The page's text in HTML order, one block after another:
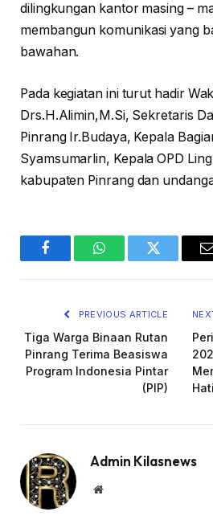
dilingkungan kantor masing –
membangun komunikasi yang
bawahan.
Pada kegiatan ini turut hadir
Drs.H.Alimin,M.Si, Sekretaris
Pinrang Ir.Budaya, Kepala
Syamsumarlin, Kepala OPD
kabupaten Pinrang dan
FacebookWhatsAppTwitter
PREVIOUS ARTICLE
Tiga Warga Binaan Rutan
Pinrang Terima Beasiswa
Program Indonesia Pintar
(PIP)
Admin Kilasnews
Website